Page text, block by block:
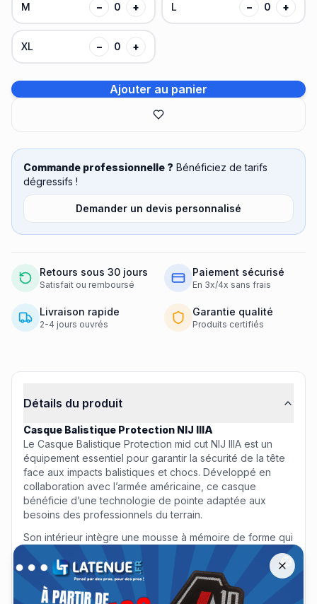
M − 0 + L − 0 +
XL − 0 +
Ajouter au panier
Commande professionnelle ? Bénéficiez de tarifs
dégressifs !
Demander un devis personnalisé
Retours sous 30 jours
Satisfait ou remboursé
Paiement sécurisé
En 3x/4x sans frais
Livraison rapide
2-4 jours ouvrés
Garantie qualité
Produits certifiés
Détails du produit
Casque Balistique Protection NIJ IIIA
Le Casque Balistique Protection mid cut NIJ IIIA est un
équipement essentiel pour garantir la sécurité de la tête
face aux impacts balistiques et chocs. Développé en
collaboration avec l’armée américaine, ce casque
bénéficie d’une technologie de pointe adaptée aux
besoins des professionnels du terrain.
Son intérieur intègre une mousse à mémoire de forme qui
offre confort et s’ajuste parfaitement à la morphologie du
porteur, permettant un usage prolongé sans inconfort. La
mentonnière ajustable assure un maintien précis et
sécurisé quelles que soient les conditions d’intervention.
Offre spéciale A10 Équipement jusqu'à −30 %
Remise jusqu'à 30 % sur les tenues A10 Équipement jusqu'au 13
Close